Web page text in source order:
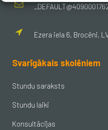
Ezera iela 6, Brocēni,
Svarīgākais skolēniem
Stundu saraksts
Stundu laiki
Konsultācijas